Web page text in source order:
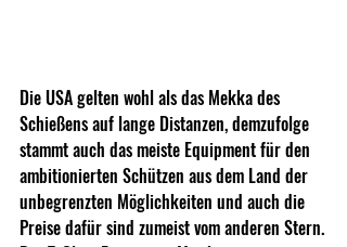
Die USA gelten wohl als das Mekka des
Schießens auf lange Distanzen, demzufolge
stammt auch das meiste Equipment für den
ambitionierten Schützen aus dem Land der
unbegrenzten Möglichkeiten und auch die
Preise dafür sind zumeist vom anderen Stern.